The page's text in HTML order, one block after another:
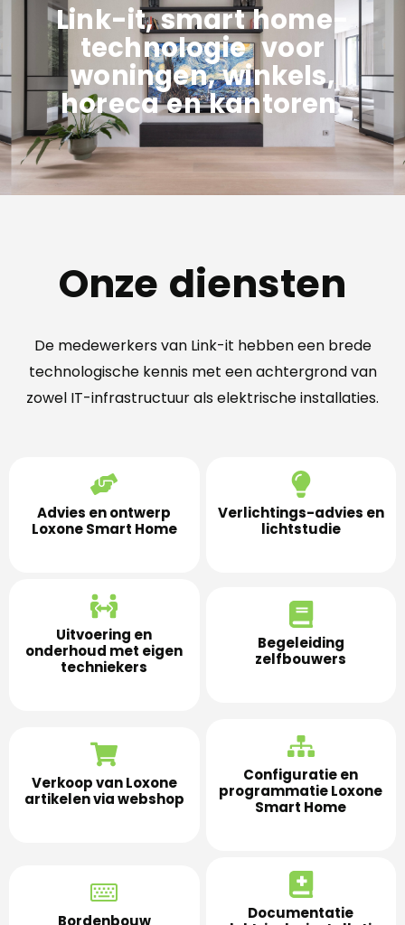
Link-it, smart home-
technologie voor
woningen, winkels,
horeca en kantoren.
Onze diensten
De medewerkers van Link-it hebben een brede
technologische kennis met een achtergrond van
zowel IT-infrastructuur als elektrische installaties.
Advies en ontwerp
Loxone Smart Home
Verlichtings-advies en
lichtstudie
Uitvoering en
onderhoud met eigen
techniekers
Begeleiding
zelfbouwers
Verkoop van Loxone
artikelen via webshop
Configuratie en
programmatie Loxone
Smart Home
Bordenbouw
Documentatie